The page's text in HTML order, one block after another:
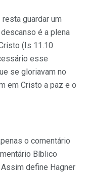
guardar um
é a plena
(Is 11.10
esse
se gloriavam no
em Cristo a paz e o
o comentário
Bíblico
define Hagner